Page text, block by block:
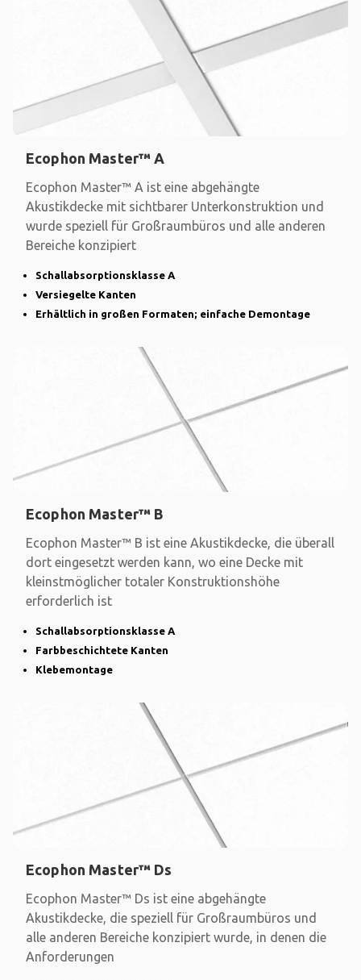
Ecophon Master™ A
Ecophon Master™ A ist eine abgehängte
Akustikdecke mit sichtbarer Unterkonstruktion und
wurde speziell für Großraumbüros und alle anderen
Bereiche konzipiert
Schallabsorptionsklasse A
Versiegelte Kanten
Erhältlich in großen Formaten; einfache Demontage
Ecophon Master™ B
Ecophon Master™ B ist eine Akustikdecke, die überall
dort eingesetzt werden kann, wo eine Decke mit
kleinstmöglicher totaler Konstruktionshöhe
erforderlich ist
Schallabsorptionsklasse A
Farbbeschichtete Kanten
Klebemontage
Ecophon Master™ Ds
Ecophon Master™ Ds ist eine abgehängte
Akustikdecke, die speziell für Großraumbüros und
alle anderen Bereiche konzipiert wurde, in denen die
Anforderungen